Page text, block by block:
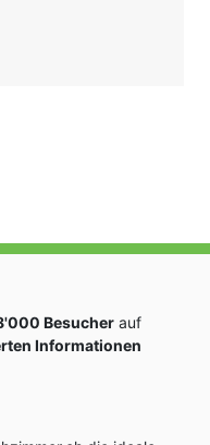
Besucher auf
Informationen